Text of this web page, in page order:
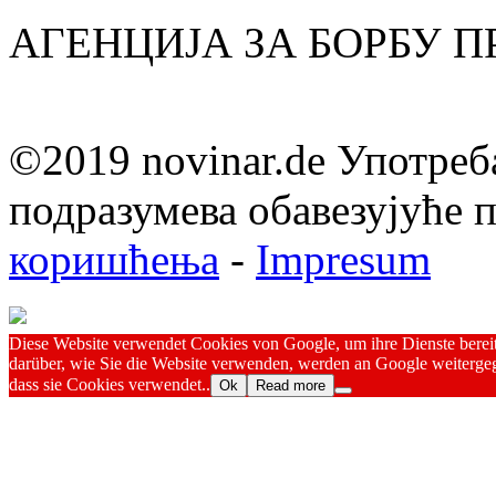
АГЕНЦИЈА ЗА БОРБУ
©2019 novinar.de
подразумева обавезујуће
коришћења - Impresum
Diese Website verwendet Cookies von Google, um ihre Dienste
darüber, wie Sie die Website verwenden, werden an Google
dass sie Cookies verwendet.. Ok Read more